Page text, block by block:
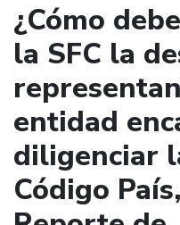
¿Cómo
la SFC la
entidad
diligenciar
Código